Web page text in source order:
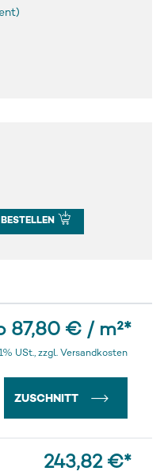
87,80 € / m²*
USt., zzgl. Versandkosten
ZUSCHNITT
243,82 €*